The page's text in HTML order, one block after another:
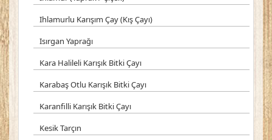
Ihlamurlu Karışım Çay (Kış Çayı)
Isırgan Yaprağı
Kara Halileli Karışık Bitki Çayı
Karabaş Otlu Karışık Bitki Çayı
Karanfilli Karışık Bitki Çayı
Kesik Tarçın